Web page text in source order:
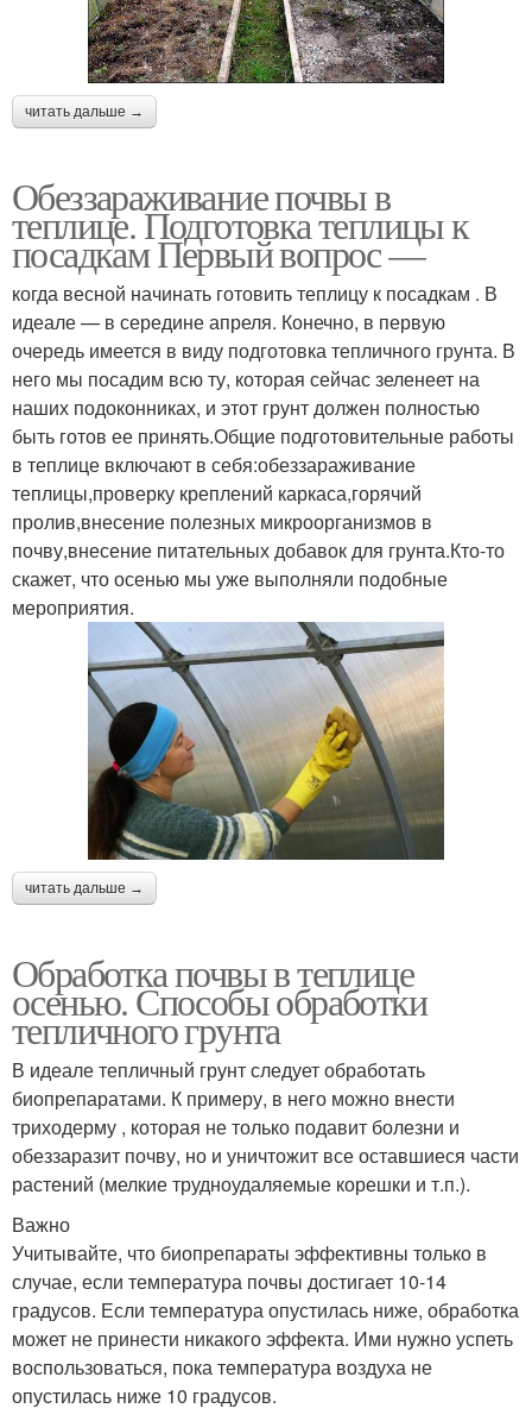
читать дальше →
Обеззараживание почвы в
теплице. Подготовка теплицы к
посадкам Первый вопрос —
когда весной начинать готовить теплицу к посадкам . В
идеале — в середине апреля. Конечно, в первую
очередь имеется в виду подготовка тепличного грунта. В
него мы посадим всю ту, которая сейчас зеленеет на
наших подоконниках, и этот грунт должен полностью
быть готов ее принять.Общие подготовительные работы
в теплице включают в себя:обеззараживание
теплицы,проверку креплений каркаса,горячий
пролив,внесение полезных микроорганизмов в
почву,внесение питательных добавок для грунта.Кто-то
скажет, что осенью мы уже выполняли подобные
мероприятия.
читать дальше →
Обработка почвы в теплице
осенью. Способы обработки
тепличного грунта
В идеале тепличный грунт следует обработать
биопрепаратами. К примеру, в него можно внести
триходерму , которая не только подавит болезни и
обеззаразит почву, но и уничтожит все оставшиеся части
растений (мелкие трудноудаляемые корешки и т.п.).
Важно
Учитывайте, что биопрепараты эффективны только в
случае, если температура почвы достигает 10-14
градусов. Если температура опустилась ниже, обработка
может не принести никакого эффекта. Ими нужно успеть
воспользоваться, пока температура воздуха не
опустилась ниже 10 градусов.